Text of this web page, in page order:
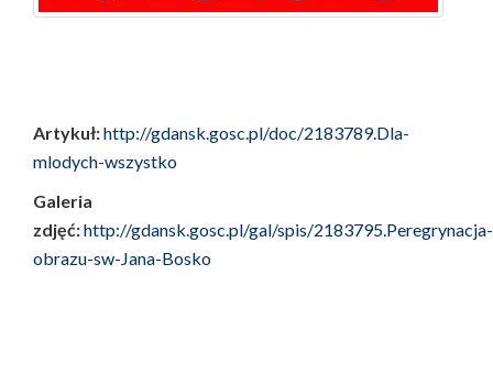
Artykuł:http://gdansk.gosc.pl/doc/2183789.Dla-
mlodych-wszystko
Galeria
zdjęć:http://gdansk.gosc.pl/gal/spis/2183795.Peregrynacja-
obrazu-sw-Jana-Bosko